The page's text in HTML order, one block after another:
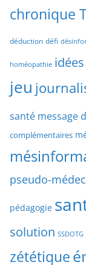
y
e
d
’
a
i
c
e
h
p
a
t
e
chronique
déduction défi
homéopathie
jeu
santé message
complémentaires
pseudo-
pédagogie
solution SSDOTG
zététique